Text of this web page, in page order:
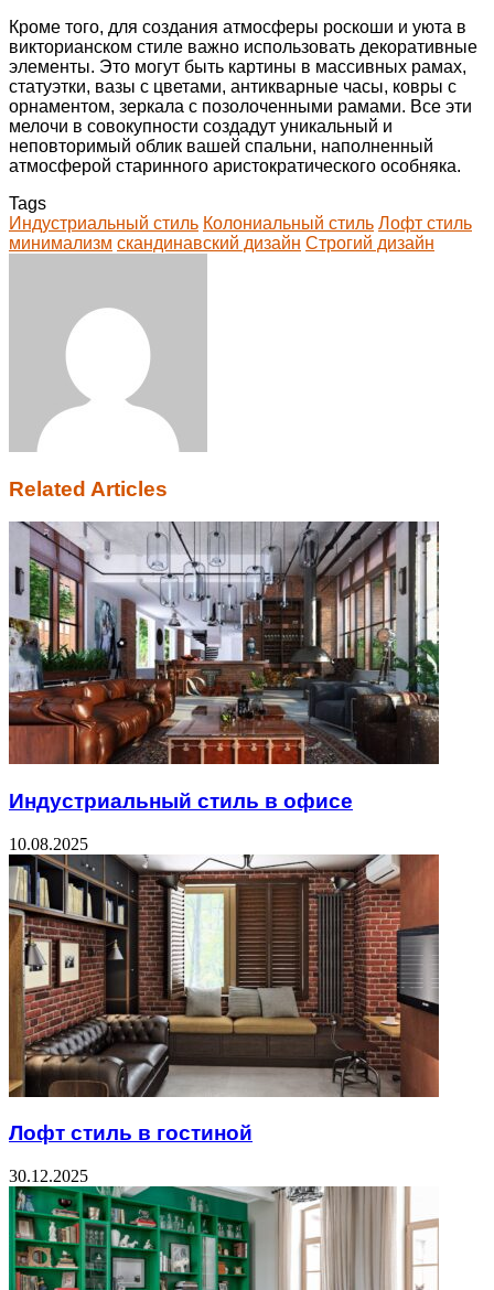
Кроме того, для создания атмосферы роскоши и уюта в
викторианском стиле важно использовать декоративные
элементы. Это могут быть картины в массивных рамах,
статуэтки, вазы с цветами, антикварные часы, ковры с
орнаментом, зеркала с позолоченными рамами. Все эти
мелочи в совокупности создадут уникальный и
неповторимый облик вашей спальни, наполненный
атмосферой старинного аристократического особняка.
Tags
Индустриальный стиль Колониальный стиль Лофт стиль
минимализм скандинавский дизайн Строгий дизайн
Related Articles
Индустриальный стиль в офисе
10.08.2025
Лофт стиль в гостиной
30.12.2025